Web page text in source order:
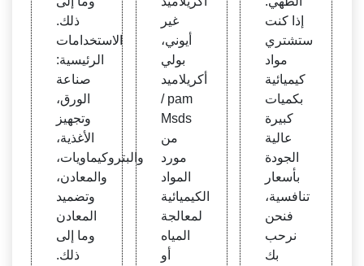
ذلك.
الاستخدامات
الرئيسية:
صناعة
الورق،
وتجهيز
الأغذية،
والبتروكيماويات،
والمعادن،
وتضميد
المعادن
وما إلى
ذلك.
غير
أيوني،
بولي
أكريلاميد
/ pam
Msds
من
مورد
المواد
الكيميائية
لمعالجة
المياه
أو
إذا كنت
ستشتري
مواد
كيميائية
بكميات
كبيرة
عالية
الجودة
بأسعار
تنافسية،
فنحن
نرحب
بك